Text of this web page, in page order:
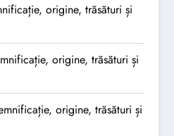
origine, trăsături și
origine, trăsături și
origine, trăsături și